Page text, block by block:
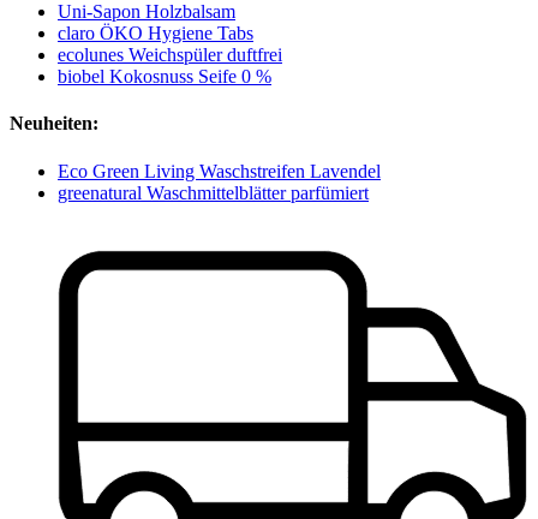
Uni-Sapon Holzbalsam
claro ÖKO Hygiene Tabs
ecolunes Weichspüler duftfrei
biobel Kokosnuss Seife 0 %
Neuheiten:
Eco Green Living Waschstreifen Lavendel
greenatural Waschmittelblätter parfümiert